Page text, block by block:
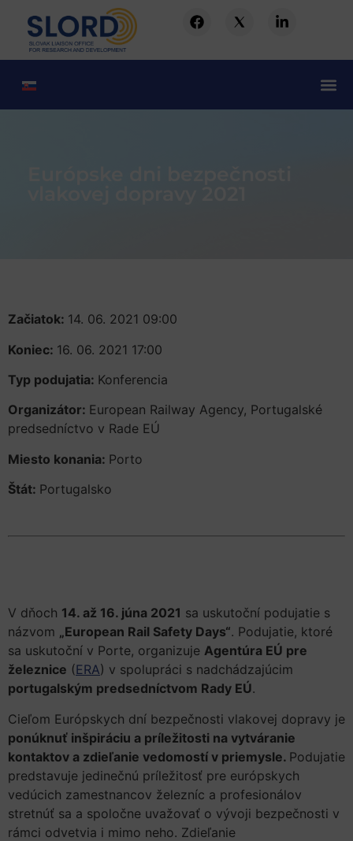
Začiatok: 14. 06. 2021 09:00
Koniec: 16. 06. 2021 17:00
Typ podujatia: Konferencia
Organizátor: European Railway Agency, Portugalské
predsedníctvo v Rade EÚ
Miesto konania: Porto
Štát: Portugalsko
V dňoch 14. až 16. júna 2021 sa uskutoční podujatie s
názvom „European Rail Safety Days“. Podujatie, ktoré
sa uskutoční v Porte, organizuje Agentúra EÚ pre
železnice (ERA) v spolupráci s nadchádzajúcim
portugalským predsedníctvom Rady EÚ.
Cieľom Európskych dní bezpečnosti vlakovej dopravy je
ponúknuť inšpiráciu a príležitosti na vytváranie
kontaktov a zdieľanie vedomostí v priemysle. Podujatie
predstavuje jedinečnú príležitosť pre európskych
vedúcich zamestnancov železníc a profesionálov
stretnúť sa a spoločne uvažovať o vývoji bezpečnosti v
rámci odvetvia i mimo neho. Zdieľanie